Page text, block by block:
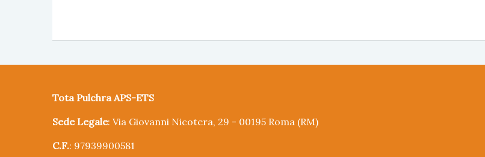
Tota Pulchra APS-ETS
Sede Legale: Via Giovanni Nicotera, 29 - 00195 Roma (RM)
C.F.: 97939900581